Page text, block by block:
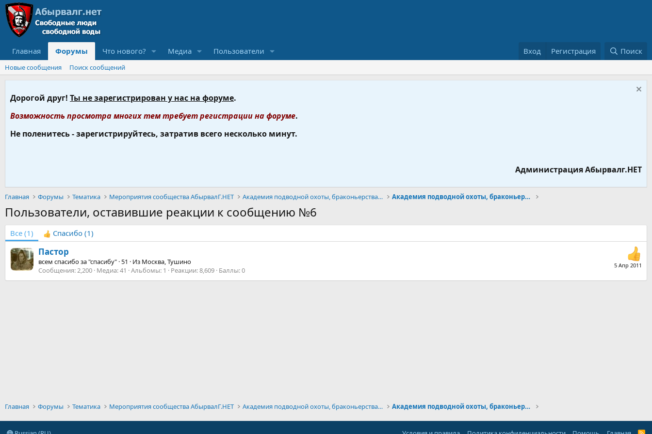
Главная Форумы Что нового? Медиа Пользователи Вход Регистрация Поиск
Новые сообщения Поиск сообщений
Дорогой друг! Ты не зарегистрирован у нас на форуме.
Возможность просмотра многих тем требует регистрации на форуме.
Не поленитесь - зарегистрируйтесь, затратив всего несколько минут.
Администрация Абырвалг.НЕТ
Главная Форумы Тематика Мероприятия сообщества АбырвалГ.НЕТ Академия подводной охоты, браконьерства и дайвинга Академия подводной охоты, браконьерства и дайвинга - абырвалг.нет!!!
Пользователи, оставившие реакции к сообщению №6
Все (1) Спасибо (1)
5 Апр 2011
Пастор
всем спасибо за "спасибу" ·51 · Из Москва, Тушино
Сообщения 2,200 Медиа 41 Альбомы 1 Реакции 8,609 Баллы 0
Главная Форумы Тематика Мероприятия сообщества АбырвалГ.НЕТ Академия подводной охоты, браконьерства и дайвинга Академия подводной охоты, браконьерства и дайвинга - абырвалг.нет!!!
R